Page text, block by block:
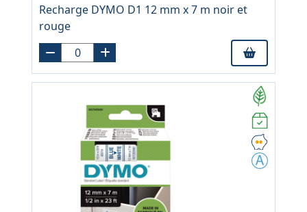
Recharge DYMO D1 12 mm x 7 m noir et
rouge